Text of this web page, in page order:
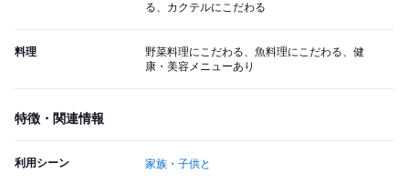
る、カクテルにこだわる
料理
野菜料理にこだわる、魚料理にこだわる、健
康・美容メニューあり
特徴・関連情報
利用シーン 家族・子供と